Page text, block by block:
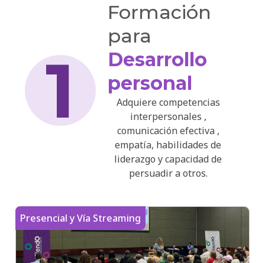
1
Formación
para
Desarrollo
personal
Adquiere competencias
interpersonales ,
comunicación efectiva ,
empatía, habilidades de
liderazgo y capacidad de
persuadir a otros.
Presencial y Vía Streaming